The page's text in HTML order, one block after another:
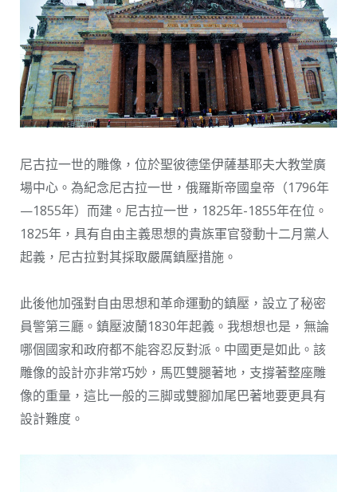
尼古拉一世的雕像，位於聖彼德堡伊薩基耶夫大教堂廣
場中心。為紀念尼古拉一世，俄羅斯帝國皇帝（1796年
—1855年）而建。尼古拉一世，1825年-1855年在位。
1825年，具有自由主義思想的貴族軍官發動十二月黨人
起義，尼古拉對其採取嚴厲鎮壓措施。
此後他加强對自由思想和革命運動的鎮壓，設立了秘密
員警第三廳。鎮壓波蘭1830年起義。我想想也是，無論
哪個國家和政府都不能容忍反對派。中國更是如此。該
雕像的設計亦非常巧妙，馬匹雙腿著地，支撐著整座雕
像的重量，這比一般的三脚或雙腳加尾巴著地要更具有
設計難度。